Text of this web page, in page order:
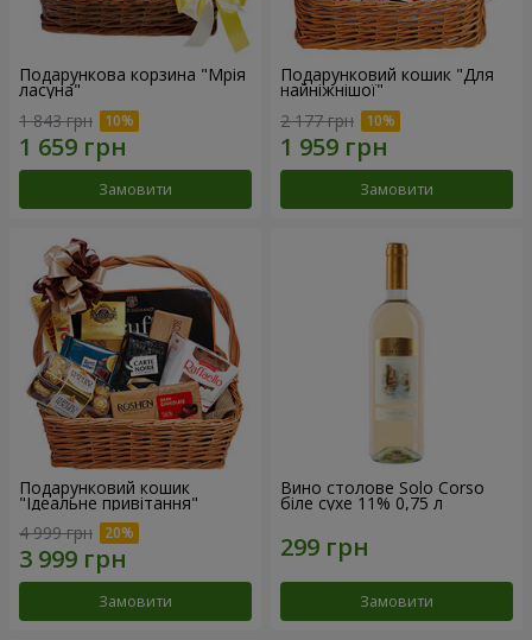
Подарункова корзина "Мрія
ласуна"
1 843 грн
Замовити
Подарунковий кошик "Для
найніжнішої"
2 177 грн
Замовити
Подарунковий кошик
"Ідеальне привітання"
4 999 грн
Замовити
Вино столове Solo Corso
біле сухе 11% 0,75 л
Замовити